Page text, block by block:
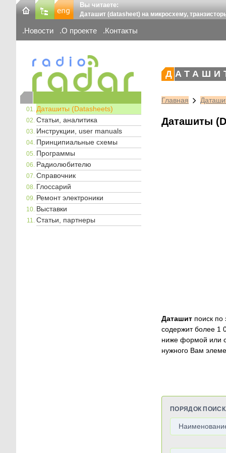
Вы читаете:
Даташит (datasheet) на микросхему,
Новости О проекте Контакты
Даташиты (Datasheets)
Статьи, аналитика
Инструкции, user manuals
Принципиальные схемы
Программы
Радиолюбителю
Справочник
Глоссарий
Ремонт электроники
Выставки
Статьи, партнеры
Главная
Даташиты
Даташит поиск
содержит более 1
ниже формой или
нужного Вам
ПОРЯДОК